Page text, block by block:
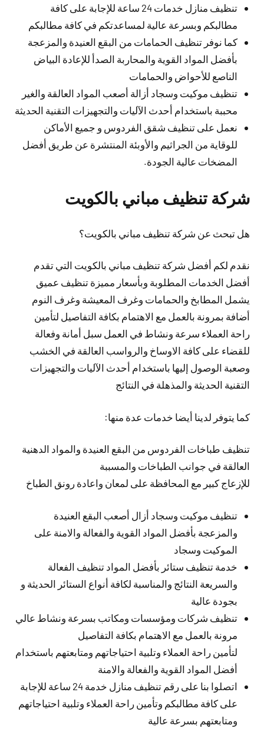
تنظيف منازل خدمات 24 ساعة للإجابة على كافة
مطالبكم وبسرعة عالية لمساعدتكم في كافة مطالبكم
كما نوفر تنظيف الحمامات من البقع العنيدة والمزعجة
بأفضل المواد القوية والمحاربة الصدأ للإعادة البياض
الناصع للأحواض والحمامات
تنظيف موكيت وسجاد أزالة أصعب المواد العالقة والغير
محببة باستخدام أحدث الآليات والتجهيزات التقنية الحديثة
نعمل على تنظيف شقق الفردوس و جميع الأماكن
للوقاية من الجراثيم والأوبئة المنتشرة عن طريق أفضل
المضخات عالية الجودة.
شركة تنظيف مباني بالكويت
هل تبحث عن شركة تنظيف مباني بالكويت؟
نقدم لكم أفضل شركة تنظيف مباني بالكويت التي تقدم
أفضل الخدمات المطلوبة وبأسعار مميزة تنظيف عميق
يشمل المطابخ والحمامات وغرف المعيشة وغرف النوم
أضافة بمرونة بالعمل مع الاهتمام بكافة التفاصيل لتأمين
راحة العملاء سرعة ونشاط في العمل سبل أمانة وفعالة
للقضاء على كافة الاوساخ والرواسب العالقة في الخشب
وصعبة الوصول إليها باستخدام أحدث الآليات والتجهيزات
التقنية الحديثة والمذهلة في النتائج
كما يتوفر لدينا أيضا خدمات عدة منها:
تنظيف طباخات الفردوس من البقع العنيدة والمواد الدهنية
العالقة في جوانب الطباخات والمسببة
للإزعاج كبير مع المحافظة على لمعان واعادة رونق الطباخ
تنظيف موكيت وسجاد أزال أصعب البقع العنيدة
والمزعجة بأفضل المواد القوية والفعالة والامنة على
الموكيت وسجاد
خدمة تنظيف ستائر بأفضل المواد تنظيف الفعالة
والسريعة النتائج والمناسبة لكافة أنواع الستائر الحديثة و
بجودة عالية
تنظيف شركات ومؤسسات ومكاتب بسرعة ونشاط عالي
مرونة بالعمل مع الاهتمام بكافة التفاصيل
لتأمين راحة العملاء وتلبية احتياجاتهم ومتابعتهم باستخدام
أفضل المواد القوية والفعالة والامنة
اتصلوا بنا على رقم تنظيف منازل خدمة 24 ساعة للإجابة
على كافة مطالبكم وتأمين راحة العملاء وتلبية احتياجاتهم
ومتابعتهم بسرعة عالية